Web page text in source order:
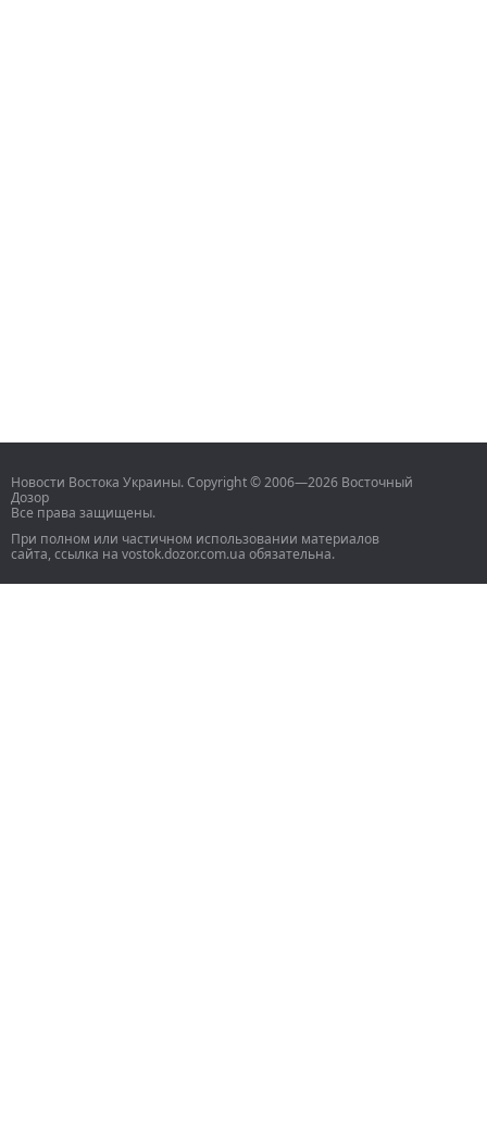
Новости Востока Украины. Copyright © 2006—2026 Восточный
Дозор
Все права защищены.
При полном или частичном использовании материалов
сайта, ссылка на vostok.dozor.com.ua обязательна.